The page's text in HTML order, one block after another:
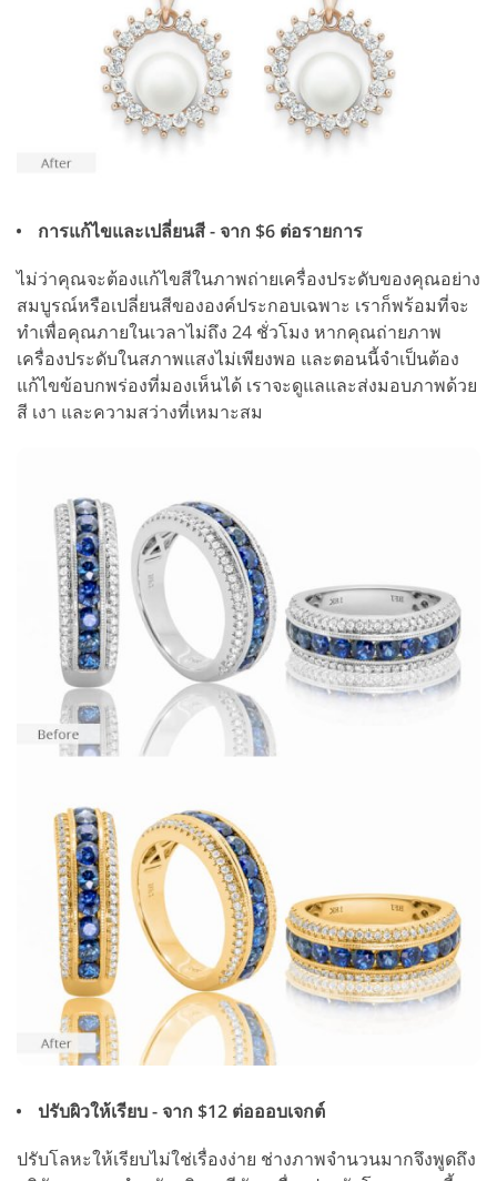
การแก้ไขและเปลี่ยนสี - จาก $6 ต่อรายการ
ไม่ว่าคุณจะต้องแก้ไขสีในภาพถ่ายเครื่องประดับของคุณอย่าง
สมบูรณ์หรือเปลี่ยนสีขององค์ประกอบเฉพาะ เราก็พร้อมที่จะ
ทำเพื่อคุณภายในเวลาไม่ถึง 24 ชั่วโมง หากคุณถ่ายภาพ
เครื่องประดับในสภาพแสงไม่เพียงพอ และตอนนี้จำเป็นต้อง
แก้ไขข้อบกพร่องที่มองเห็นได้ เราจะดูแลและส่งมอบภาพด้วย
สี เงา และความสว่างที่เหมาะสม
ปรับผิวให้เรียบ - จาก $12 ต่อออบเจกต์
ปรับโลหะให้เรียบไม่ใช่เรื่องง่าย ช่างภาพจำนวนมากจึงพูดถึง